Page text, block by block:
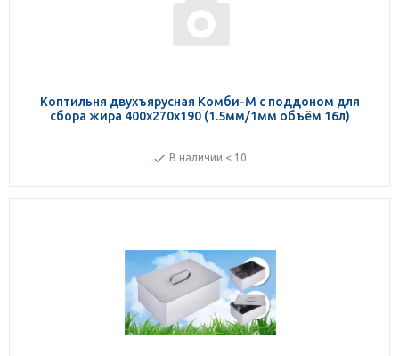
Коптильня двухъярусная Комби-M с поддоном для
сбора жира 400х270х190 (1.5мм/1мм объём 16л)
В наличии < 10